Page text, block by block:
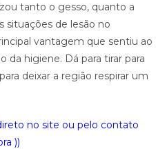
tanto o gesso, quanto a
situações de lesão no
vantagem que sentiu ao
da higiene. Dá para tirar para
deixar a região respirar um
no site ou pelo contato
))